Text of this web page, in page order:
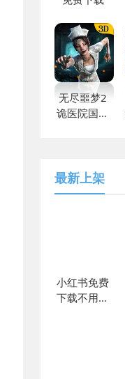
无尽噩梦2
诡医院国际
最新上架
小红书免费
下载不用登